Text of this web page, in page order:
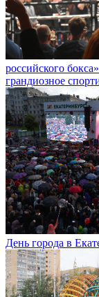
российского
грандиозное
День города в